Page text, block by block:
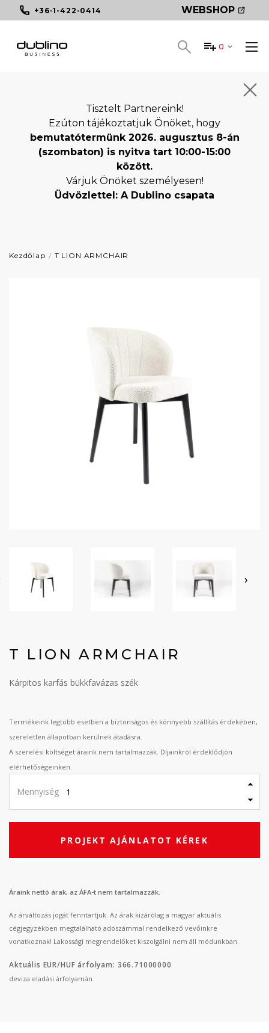
+36-1-422-0414 WEBSHOP
0
Tisztelt Partnereink!
Ezúton tájékoztatjuk Önöket, hogy
bemutatótermünk 2026. augusztus 8-án
(szombaton) is nyitva tart 10:00-15:00
között.
Várjuk Önöket személyesen!
Üdvözlettel: A Dublino csapata
Kezdőlap T LION ARMCHAIR
›
T LION ARMCHAIR
Kárpitos karfás bükkfavázas szék
Termékeink legtöbb esetben a biztonságos és könnyebb szállítás érdekében,
szereletlen állapotban kerülnek átadásra.
A szerelési költséget áraink nem tartalmazzák. Díjainkról érdeklődjön
elérhetőségeinken.
Mennyiség
PROJEKT AJÁNLATOT KÉREK
Áraink nettó árak, az ÁFA-t nem tartalmazzák.
Az árváltozás jogát fenntartjuk. Az árak kizárólag a magyar aktuális
cégjegyzékben megtalálható adószámmal rendelkező vevőinkre
vonatkoznak! Lakossági megrendelőket kiszolgálni nem áll módunkban.
Aktuális EUR/HUF árfolyam: 366.71000000
deviza eladási árfolyamán